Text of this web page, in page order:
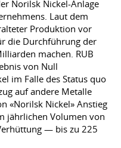
Norilsk Nickel-Anlage
Laut dem
Produktion vor
die Durchführung der
machen. RUB
von Null
im Falle des Status quo
auf andere Metalle
«Norilsk Nickel» Anstieg
jährlichen Volumen von
— bis zu 225